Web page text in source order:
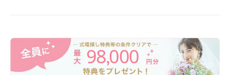
98,000